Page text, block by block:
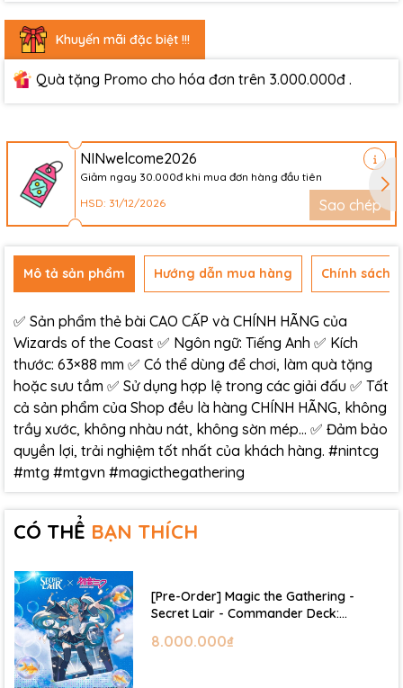
Khuyến mãi đặc biệt !!!
Quà tặng Promo cho hóa đơn trên 3.000.000đ .
NINwelcome2026
Giảm ngay 30.000đ khi mua đơn hàng đầu tiên
HSD: 31/12/2026
Sao chép
Mô tả sản phẩm Hướng dẫn mua hàng Chính sách
✅ Sản phẩm thẻ bài CAO CẤP và CHÍNH HÃNG của
Wizards of the Coast ✅ Ngôn ngữ: Tiếng Anh ✅ Kích
thước: 63×88 mm ✅ Có thể dùng để chơi, làm quà tặng
hoặc sưu tầm ✅ Sử dụng hợp lệ trong các giải đấu ✅ Tất
cả sản phẩm của Shop đều là hàng CHÍNH HÃNG, không
trầy xước, không nhàu nát, không sờn mép… ✅ Đảm bảo
quyền lợi, trải nghiệm tốt nhất của khách hàng. #nintcg
#mtg #mtgvn #magicthegathering
CÓ THỂ BẠN THÍCH
[Pre-Order] Magic the Gathering -
Secret Lair - Commander Deck:
8.000.000₫